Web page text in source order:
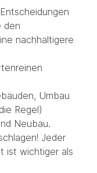
den
nachhaltigere
Umbau
Regel)
Neubau.
Jeder
ist wichtiger als